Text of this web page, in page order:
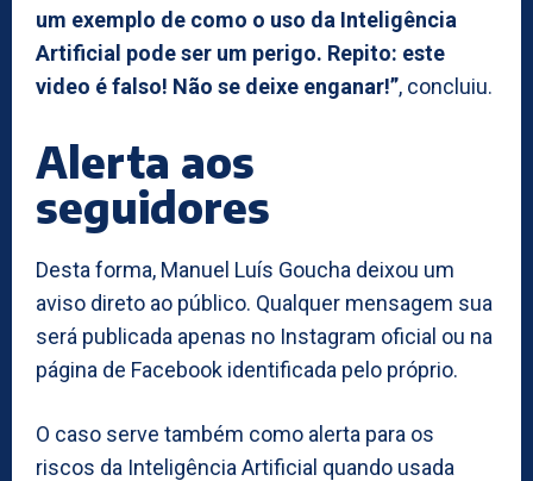
um exemplo de como o uso da Inteligência
Artificial pode ser um perigo. Repito: este
video é falso! Não se deixe enganar!”, concluiu.
Alerta aos
seguidores
Desta forma, Manuel Luís Goucha deixou um
aviso direto ao público. Qualquer mensagem sua
será publicada apenas no Instagram oficial ou na
página de Facebook identificada pelo próprio.
O caso serve também como alerta para os
riscos da Inteligência Artificial quando usada